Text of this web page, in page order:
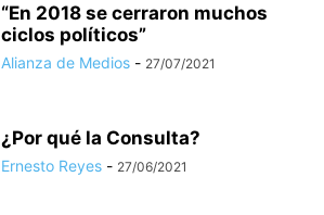
“En 2018 se cerraron muchos
ciclos políticos”
Alianza de Medios - 27/07/2021
¿Por qué la Consulta?
Ernesto Reyes - 27/06/2021